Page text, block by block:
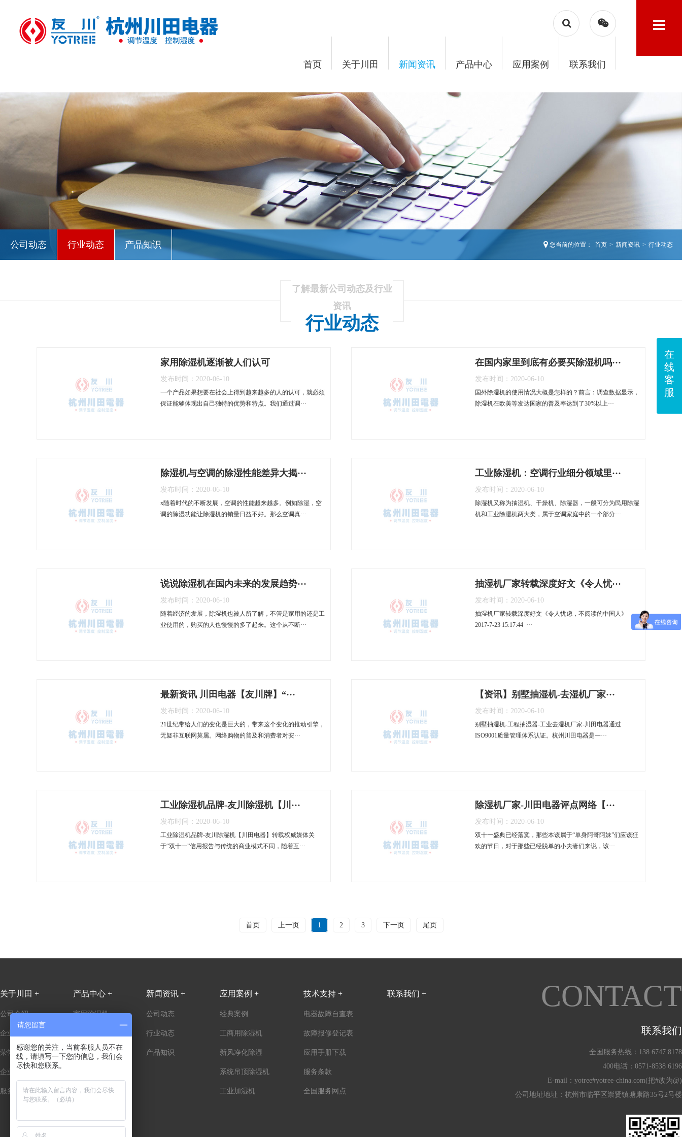
首页 关于川田 新闻资讯 产品中心 应用案例 联系我们
公司动态 行业动态 产品知识 您当前的位置： 首页 > 新闻资讯 > 行业动态
了解最新公司动态及行业
资讯
行业动态
家用除湿机逐渐被人们认可
发布时间：2020-06-10
一个产品如果想要在社会上得到越来越多的人的认可，就必须
保证能够体现出自己独特的优势和特点。我们通过调···
在国内家里到底有必要买除湿机吗···
发布时间：2020-06-10
国外除湿机的使用情况大概是怎样的？前言：调查数据显示，
除湿机在欧美等发达国家的普及率达到了30%以上···
除湿机与空调的除湿性能差异大揭···
发布时间：2020-06-10
x随着时代的不断发展，空调的性能越来越多。例如除湿，空
调的除湿功能让除湿机的销量日益不好。那么空调真···
工业除湿机：空调行业细分领域里···
发布时间：2020-06-10
除湿机又称为抽湿机、干燥机、除湿器，一般可分为民用除湿
机和工业除湿机两大类，属于空调家庭中的一个部分···
说说除湿机在国内未来的发展趋势···
发布时间：2020-06-10
随着经济的发展，除湿机也被人所了解，不管是家用的还是工
业使用的，购买的人也慢慢的多了起来。这个从不断···
抽湿机厂家转载深度好文《令人忧···
发布时间：2020-06-10
抽湿机厂家转载深度好文《令人忧虑，不阅读的中国人》
2017-7-23 15:17:44 ···
最新资讯 川田电器【友川牌】“···
发布时间：2020-06-10
21世纪带给人们的变化是巨大的，带来这个变化的推动引擎，
无疑非互联网莫属。网络购物的普及和消费者对安···
【资讯】别墅抽湿机-去湿机厂家···
发布时间：2020-06-10
别墅抽湿机-工程抽湿器-工业去湿机厂家-川田电器通过
ISO9001质量管理体系认证。杭州川田电器是一···
工业除湿机品牌-友川除湿机【川···
发布时间：2020-06-10
工业除湿机品牌-友川除湿机【川田电器】转载权威媒体关
于“双十一”信用报告与传统的商业模式不同，随着互···
除湿机厂家-川田电器评点网络【···
发布时间：2020-06-10
双十一盛典已经落寞，那些本该属于“单身阿哥阿妹”们应该狂
欢的节日，对于那些已经脱单的小夫妻们来说，该···
首页 上一页 1 2 3 下一页 尾页
关于川田 +
公司介绍
企业历程
荣誉资质
企业文化
服务客户
产品中心 +
家用除湿机
工业除湿机
调温除湿机
新闻资讯 +
公司动态
行业动态
产品知识
应用案例 +
经典案例
工商用除湿机
新风净化除湿
系统吊顶除湿机
工业加湿机
技术支持 +
电器故障自查表
故障报修登记表
应用手册下载
服务条款
全国服务网点
联系我们 + CONTACT
联系我们
全国服务热线：138 6747 8178
400电话：0571-8538 6196
E-mail：yotree#yotree-china.com(把#改为@)
公司地址地址：杭州市临平区崇贤镇塘康路35号2号楼
在
线
客
服
请您留言
感谢您的关注，当前客服人员不在
线，请填写一下您的信息，我们会
尽快和您联系。